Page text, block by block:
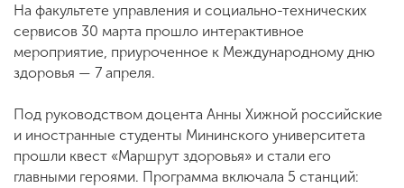
На факультете управления и социально-технических
сервисов 30 марта прошло интерактивное
мероприятие, приуроченное к Международному дню
здоровья — 7 апреля.
Под руководством доцента Анны Хижной российские
и иностранные студенты Мининского университета
прошли квест «Маршрут здоровья» и стали его
главными героями. Программа включала 5 станций: